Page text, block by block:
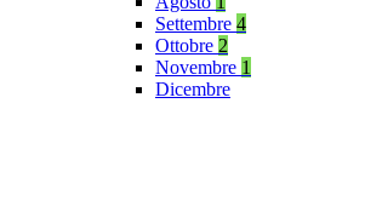
Settembre 4
Ottobre 2
Novembre 1
Dicembre